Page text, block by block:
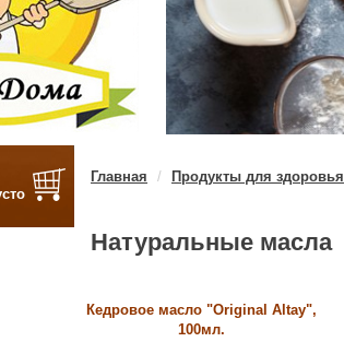
Главная Продукты для здоровья
Натуральные масла
Кедровое масло "Original Altay",
100мл.